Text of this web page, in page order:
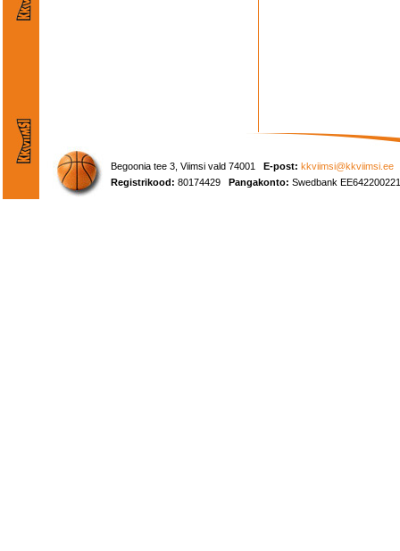
Begoonia tee 3, Viimsi vald 74001 E-post: kkviimsi@kkviimsi.ee
Registrikood: 80174429 Pangakonto: Swedbank